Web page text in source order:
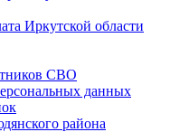
Иркутской области
СВО
данных
района